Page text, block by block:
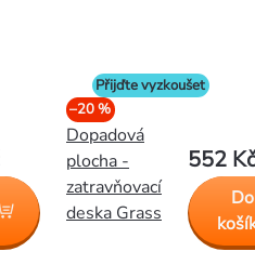
Přijďte vyzkoušet
–20 %
Dopadová
plocha -
zatravňovací
deska Grass
552 Kč
Do